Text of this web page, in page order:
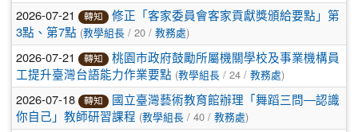
2026-07-21 轉知
修正「客家委員會客家貢獻獎頒給要點」第
3點、第7點 (教學組長 / 20 / 教務處)
2026-07-21 轉知
桃園市政府鼓勵所屬機關學校及事業機構員
工提升臺灣台語能力作業要點 (教學組長 / 24 / 教務處)
2026-07-18 轉知
國立臺灣藝術教育館辦理「舞蹈三問―認識
你自己」教師研習課程 (教學組長 / 40 / 教務處)